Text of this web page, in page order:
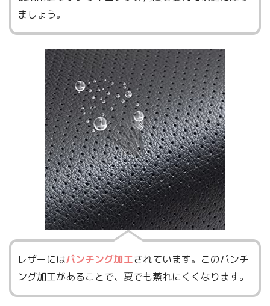
ましょう。
レザーにはパンチング加工されています。このパンチ
ング加工があることで、夏でも蒸れにくくなります。